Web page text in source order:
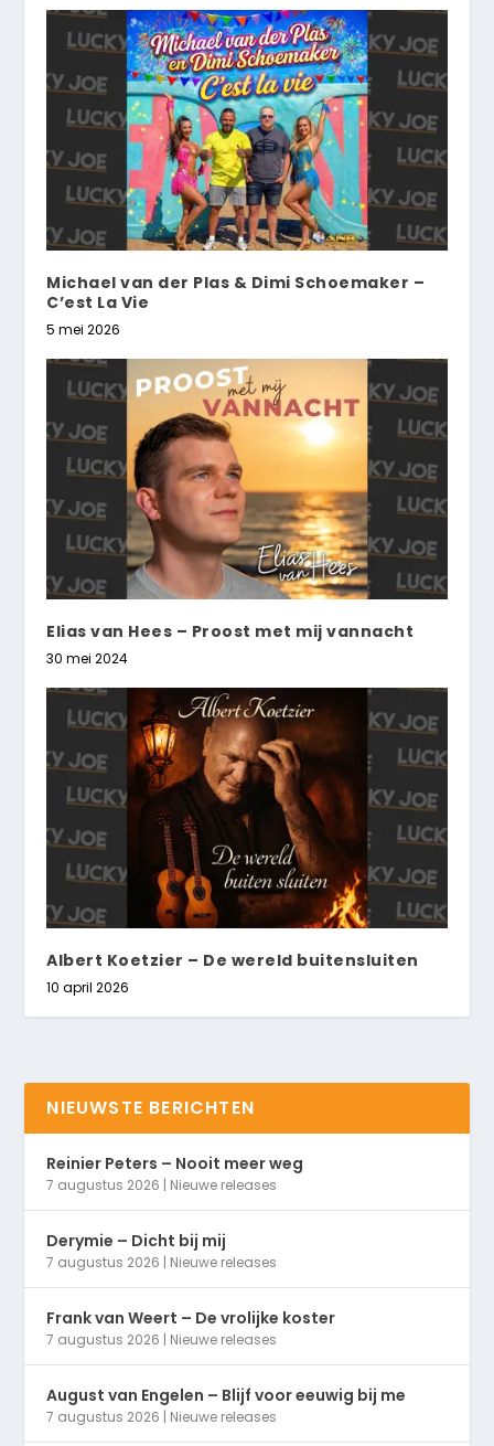
Michael van der Plas & Dimi Schoemaker –
C’est La Vie
5 mei 2026
Elias van Hees – Proost met mij vannacht
30 mei 2024
Albert Koetzier – De wereld buitensluiten
10 april 2026
NIEUWSTE BERICHTEN
Reinier Peters – Nooit meer weg
7 augustus 2026 | Nieuwe releases
Derymie – Dicht bij mij
7 augustus 2026 | Nieuwe releases
Frank van Weert – De vrolijke koster
7 augustus 2026 | Nieuwe releases
August van Engelen – Blijf voor eeuwig bij me
7 augustus 2026 | Nieuwe releases